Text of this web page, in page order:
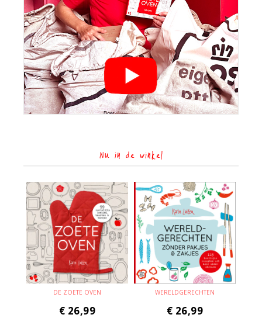
Nu in de winkel
DE ZOETE OVEN
€ 26,99
WERELDGERECHTEN
€ 26,99